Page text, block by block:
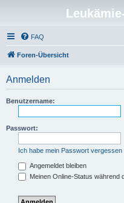
FAQ
Foren-Übersicht
Anmelden
Benutzername:
Passwort:
Ich habe mein Passwort vergessen
Angemeldet bleiben
Meinen Online-Status während